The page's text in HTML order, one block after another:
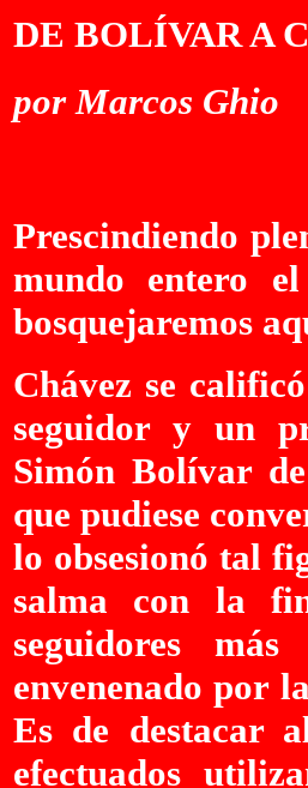
DE BOLÍVAR A
por Marcos Ghio
Prescindiendo
mundo entero
bosquejaremos
Chávez se
seguidor y un
Simón Bolívar
que pudiese
lo obsesionó tal
salma con la
seguidores
envenenado por
Es de destacar
efectuados